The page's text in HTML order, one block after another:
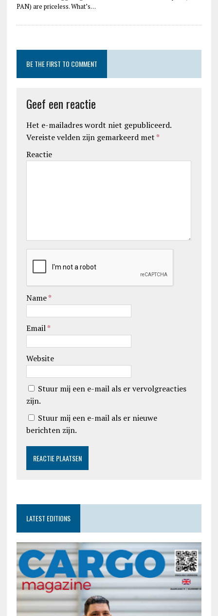
PAN) are priceless. What’s…
BE THE FIRST TO COMMENT
Geef een reactie
Het e-mailadres wordt niet gepubliceerd.
Vereiste velden zijn gemarkeerd met *
Reactie
Name*
Email*
Website
Stuur mij een e-mail als er vervolgreacties
zijn.
Stuur mij een e-mail als er nieuwe
berichten zijn.
LATEST EDITIONS